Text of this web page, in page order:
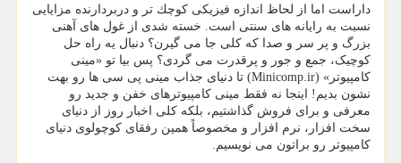
داراست اما از لحاظ اندازه فیزیكی كوچك تر و دربردارنده مزایایی
نسبت به رایانه های سنتی است. خسته شدی از غول های آهنی
بزرگ و پر سر و صدا که کلی جا می گیرن؟ دنبال یه راه حل
کوچیک، جمع و جور و پرقدرت می گردی؟ پس بیا تو «مینی
کامپیوتر» (Minicomp.ir) تا دنیای جذاب مینی پی سی ها رو بهت
نشون بدیم! اینجا نه فقط مینی کامپیوترهای خفن و جدید رو
معرفی و برای فروش گذاشتیم، بلکه کلی اخبار روز از دنیای
سخت افزار، نرم افزار و مخصوصاً همین رفقای کوچولوی دنیای
کامپیوتر رو براتون می نویسیم.